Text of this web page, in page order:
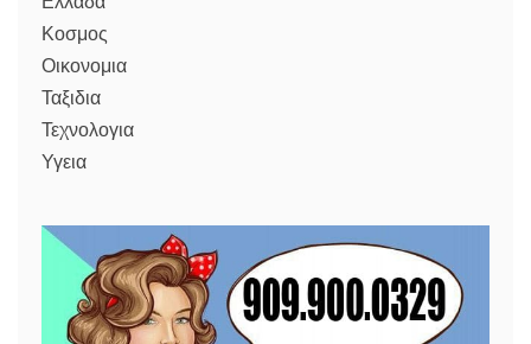
Κοσμος
Οικονομια
Ταξιδια
Τεχνολογια
Υγεια